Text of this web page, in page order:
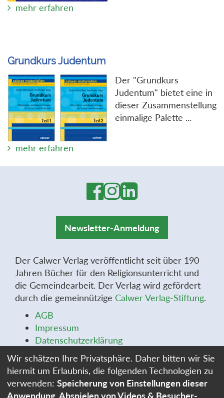
mehr erfahren
Grundkurs Judentum
Der "Grundkurs
Judentum" bietet eine in
dieser Zusammenstellung
einmalige Palette ...
mehr erfahren
Newsletter-Anmeldung
Der Calwer Verlag veröffentlicht seit über 190
Jahren Bücher für den Religionsunterricht und
die Gemeindearbeit. Der Verlag wird gefördert
durch die gemeinnützige Calwer Verlag-Stiftung.
AGB
Impressum
Datenschutzerklärung
Widerrufsbelehrung
Widerrufsformular
Stellenangebote
Cookie-Einstellungen
Wir schätzen Ihre Privatsphäre. Daher bitten wir Sie
hiermit um Erlaubnis, die folgenden Technologien zu
verwenden: Speicherung von Einstellungen dieser
Anwendung, Abspielen von Videos & Besucher-